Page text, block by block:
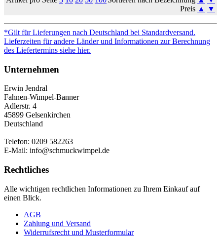
Preis ▲ ▼
*Gilt für Lieferungen nach Deutschland bei Standardversand.
Lieferzeiten für andere Länder und Informationen zur Berechnung
des Liefertermins siehe hier.
Unternehmen
Erwin Jendral
Fahnen-Wimpel-Banner
Adlerstr. 4
45899 Gelsenkirchen
Deutschland
Telefon: 0209 582263
E-Mail: info@schmuckwimpel.de
Rechtliches
Alle wichtigen rechtlichen Informationen zu Ihrem Einkauf auf
einen Blick.
AGB
Zahlung und Versand
Widerrufsrecht und Musterformular